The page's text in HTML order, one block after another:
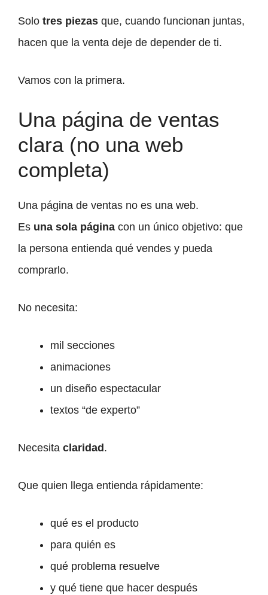
Solo tres piezas que, cuando funcionan juntas,
hacen que la venta deje de depender de ti.
Vamos con la primera.
Una página de ventas
clara (no una web
completa)
Una página de ventas no es una web.
Es una sola página con un único objetivo: que
la persona entienda qué vendes y pueda
comprarlo.
No necesita:
mil secciones
animaciones
un diseño espectacular
textos “de experto”
Necesita claridad .
Que quien llega entienda rápidamente:
qué es el producto
para quién es
qué problema resuelve
y qué tiene que hacer después